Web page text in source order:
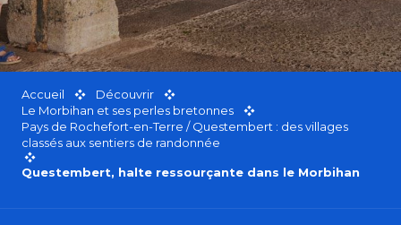
Accueil
Découvrir
Le Morbihan et ses perles bretonnes
Pays de Rochefort-en-Terre / Questembert : des villages
classés aux sentiers de randonnée
Questembert, halte ressourçante dans le Morbihan